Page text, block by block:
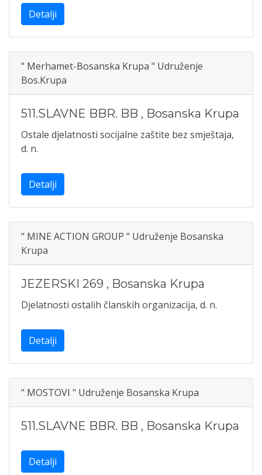
Detalji
" Merhamet-Bosanska Krupa " Udruženje
Bos.Krupa
511.SLAVNE BBR. BB , Bosanska Krupa
Ostale djelatnosti socijalne zaštite bez smještaja,
d. n.
Detalji
" MINE ACTION GROUP " Udruženje Bosanska
Krupa
JEZERSKI 269 , Bosanska Krupa
Djelatnosti ostalih članskih organizacija, d. n.
Detalji
" MOSTOVI " Udruženje Bosanska Krupa
511.SLAVNE BBR. BB , Bosanska Krupa
Detalji